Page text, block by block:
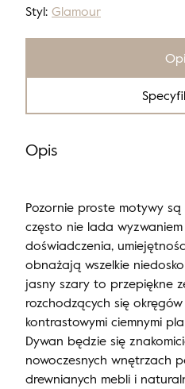
Styl: Glamour
Opis
Pozornie proste motywy
często nie lada
doświadczenia,
obnażają wszelkie
jasny szary to przepiękne
rozchodzących się
kontrastowymi ciemnymi
Dywan będzie się
nowoczesnych wnętrzach
drewnianych mebli i